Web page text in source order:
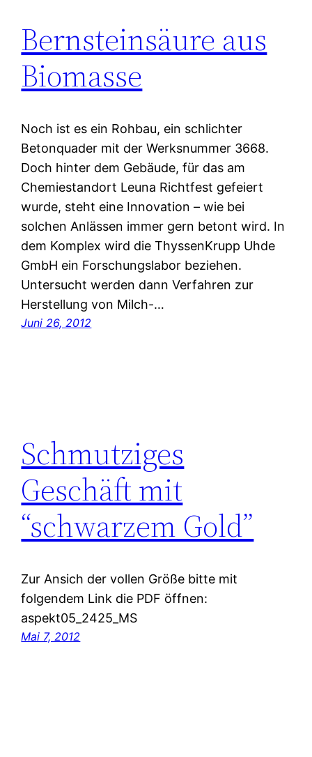
Bernsteinsäure aus
Biomasse
Noch ist es ein Rohbau, ein schlichter
Betonquader mit der Werksnummer 3668.
Doch hinter dem Gebäude, für das am
Chemiestandort Leuna Richtfest gefeiert
wurde, steht eine Innovation – wie bei
solchen Anlässen immer gern betont wird. In
dem Komplex wird die ThyssenKrupp Uhde
GmbH ein Forschungslabor beziehen.
Untersucht werden dann Verfahren zur
Herstellung von Milch-…
Juni 26, 2012
Schmutziges
Geschäft mit
“schwarzem Gold”
Zur Ansich der vollen Größe bitte mit
folgendem Link die PDF öffnen:
aspekt05_2425_MS
Mai 7, 2012